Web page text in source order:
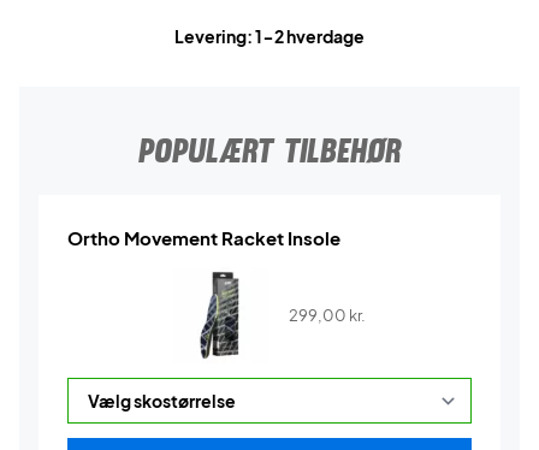
Levering: 1-2 hverdage
POPULÆRT TILBEHØR
Ortho Movement Racket Insole
299,00 kr.